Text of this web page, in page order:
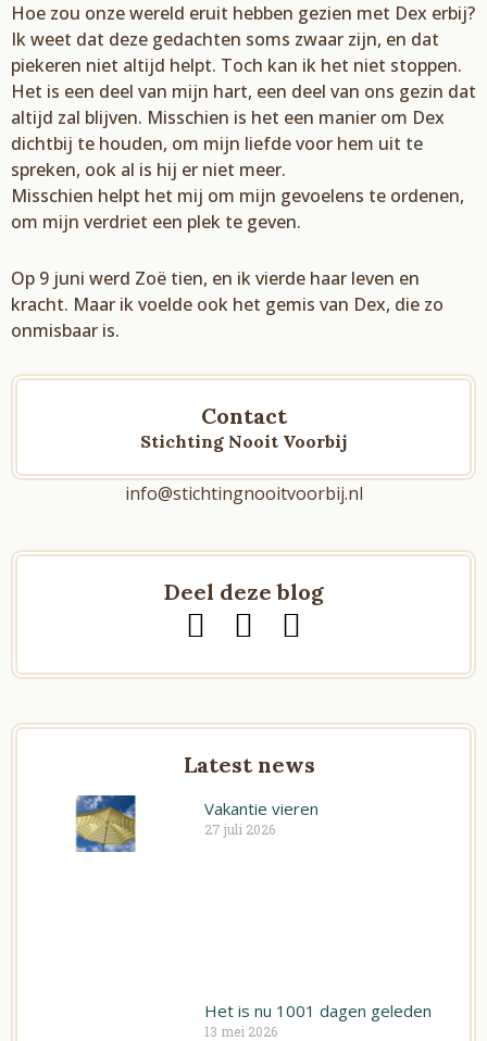
Hoe zou onze wereld eruit hebben gezien met Dex erbij?
Ik weet dat deze gedachten soms zwaar zijn, en dat
piekeren niet altijd helpt. Toch kan ik het niet stoppen.
Het is een deel van mijn hart, een deel van ons gezin dat
altijd zal blijven. Misschien is het een manier om Dex
dichtbij te houden, om mijn liefde voor hem uit te
spreken, ook al is hij er niet meer.
Misschien helpt het mij om mijn gevoelens te ordenen,
om mijn verdriet een plek te geven.
Op 9 juni werd Zoë tien, en ik vierde haar leven en
kracht. Maar ik voelde ook het gemis van Dex, die zo
onmisbaar is.
Contact
Stichting Nooit Voorbij
info@stichtingnooitvoorbij.nl
Deel deze blog
T
i
t
t
e
r
F
c
e
b
o
o
L
n
k
e
d
i
Latest news
Vakantie vieren
27 juli 2026
Het is nu 1001 dagen geleden
13 mei 2026